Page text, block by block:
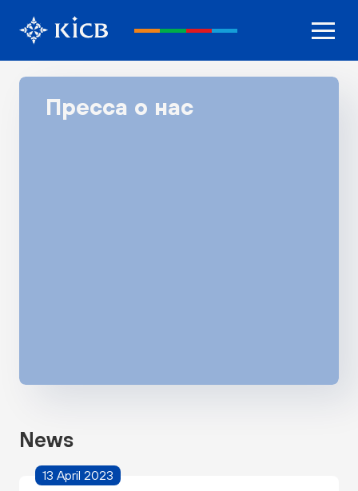
Пресса о нас
News
13 April 2023